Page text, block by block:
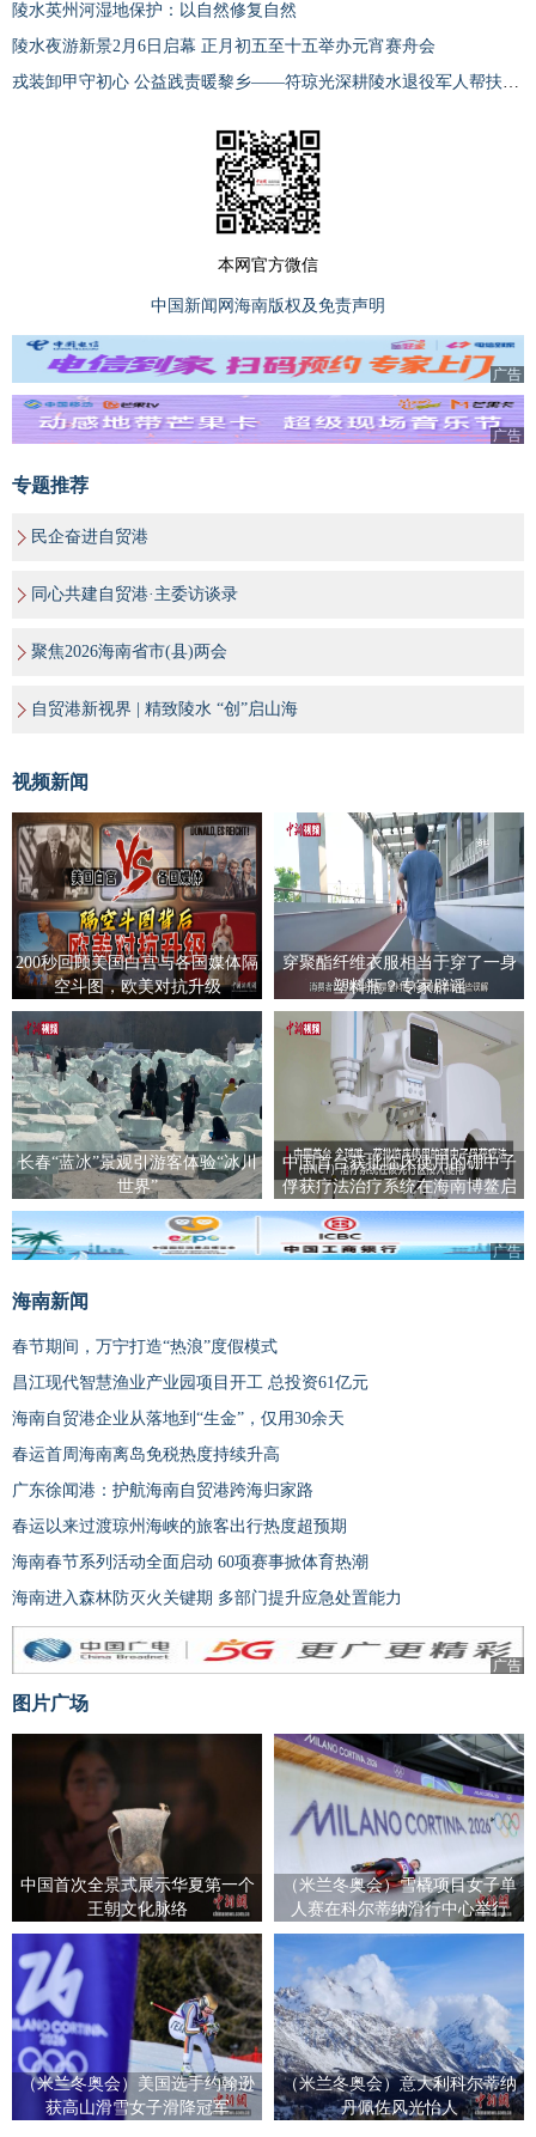
陵水英州河湿地保护：以自然修复自然
陵水夜游新景2月6日启幕 正月初五至十五举办元宵赛舟会
戎装卸甲守初心 公益践责暖黎乡——符琼光深耕陵水退役军人帮扶一线
本网官方微信
中国新闻网海南版权及免责声明
广告
广告
专题推荐
民企奋进自贸港
同心共建自贸港·主委访谈录
聚焦2026海南省市(县)两会
自贸港新视界 | 精致陵水 “创”启山海
视频新闻
200秒回顾美国白宫与各国媒体隔
空斗图，欧美对抗升级
穿聚酯纤维衣服相当于穿了一身
塑料瓶？专家辟谣
长春“蓝冰”景观引游客体验“冰川
世界”
中国首台获批临床使用的硼中子
俘获疗法治疗系统在海南博鳌启
用
广告
广告
海南新闻
春节期间，万宁打造“热浪”度假模式
昌江现代智慧渔业产业园项目开工 总投资61亿元
海南自贸港企业从落地到“生金”，仅用30余天
春运首周海南离岛免税热度持续升高
广东徐闻港：护航海南自贸港跨海归家路
春运以来过渡琼州海峡的旅客出行热度超预期
海南春节系列活动全面启动 60项赛事掀体育热潮
海南进入森林防灭火关键期 多部门提升应急处置能力
广告
图片广场
中国首次全景式展示华夏第一个
王朝文化脉络
（米兰冬奥会）雪橇项目女子单
人赛在科尔蒂纳滑行中心举行
（米兰冬奥会）美国选手约翰逊
获高山滑雪女子滑降冠军
（米兰冬奥会）意大利科尔蒂纳
丹佩佐风光怡人